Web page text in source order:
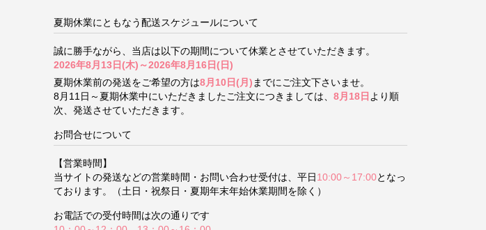
夏期休業にともなう配送スケジュールについて
誠に勝手ながら、当店は以下の期間について休業とさせていただきます。
2026年8月13日(木)～2026年8月16日(日)
夏期休業前の発送をご希望の方は8月10日(月) までにご注文下さいませ。
8月11日～夏期休業中にいただきましたご注文につきましては、 8月18日 より順
次、発送させていただきます。
お問合せについて
【営業時間】
当サイトの発送などの営業時間・お問い合わせ受付は、平日10:00～17:00となっ
ております。（土日・祝祭日・夏期年末年始休業期間を除く）
お電話での受付時間は次の通りです